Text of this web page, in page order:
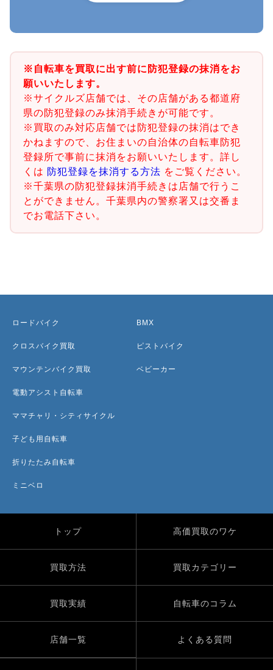
※自転車を買取に出す前に防犯登録の抹消をお
願いいたします。
※サイクルズ店舗では、その店舗がある都道府
県の防犯登録のみ抹消手続きが可能です。
※買取のみ対応店舗では防犯登録の抹消はでき
かねますので、お住まいの自治体の自転車防犯
登録所で事前に抹消をお願いいたします。詳し
くは 防犯登録を抹消する方法 をご覧ください。
※千葉県の防犯登録抹消手続きは店舗で行うこ
とができません。千葉県内の警察署又は交番ま
でお電話下さい。
ロードバイク
クロスバイク買取
マウンテンバイク買取
電動アシスト自転車
ママチャリ・シティサイクル
子ども用自転車
折りたたみ自転車
ミニベロ
BMX
ピストバイク
ベビーカー
トップ 高価買取のワケ
買取方法 買取カテゴリー
買取実績 自転車のコラム
店舗一覧 よくある質問